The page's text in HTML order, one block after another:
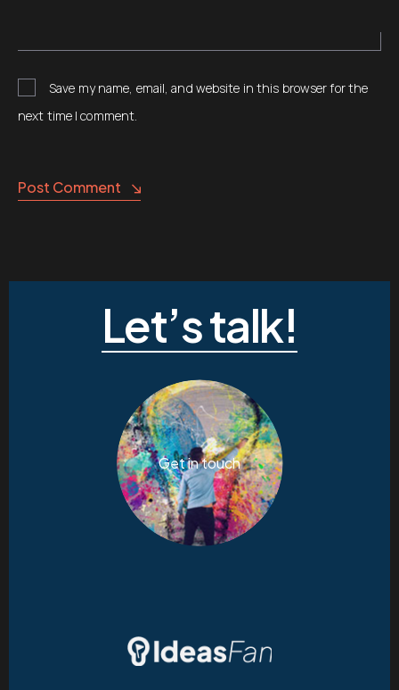
Save my name, email, and website in this browser for the
next time I comment.
Post Comment
Let’s talk!
Get in touch